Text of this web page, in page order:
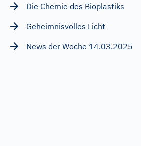
Die Chemie des Bioplastiks
Geheimnisvolles Licht
News der Woche 14.03.2025